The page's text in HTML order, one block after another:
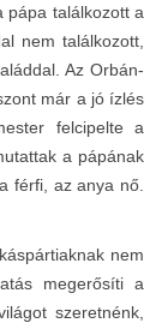
pápa találkozott a
nem találkozott,
Az Orbán-
már a jó ízlés
felcipelte a
a pápának
férfi, az anya nő.
nem
megerősíti a
szeretnénk,